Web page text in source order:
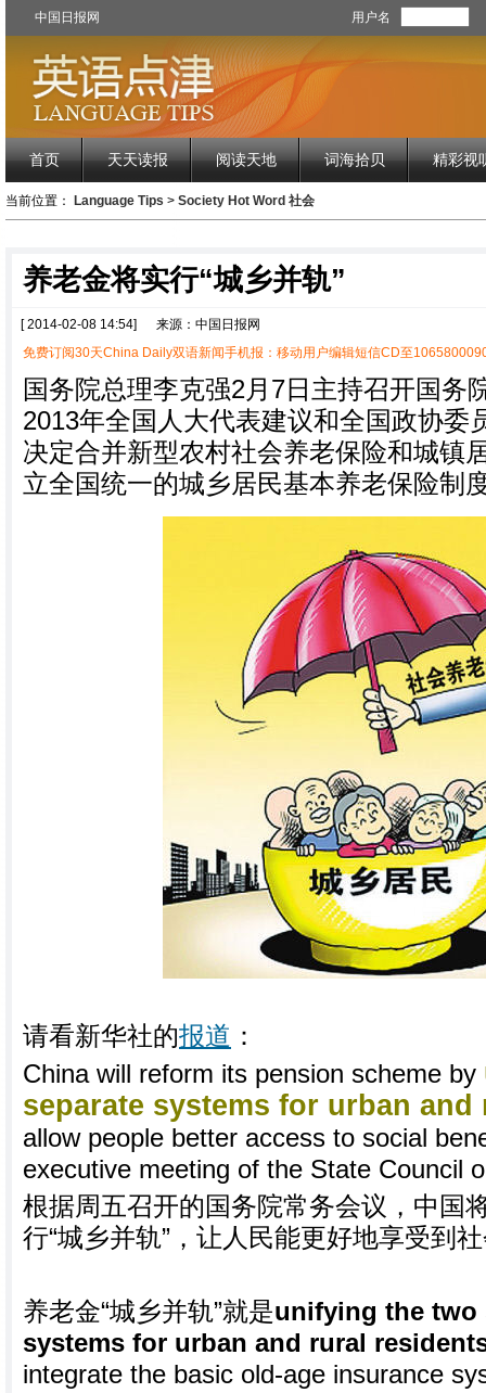
中国日报网 用户名
首页 天天读报 阅读天地 词海拾贝 精彩视
当前位置： Language Tips > Society Hot Word 社会
养老金将实行“城乡并轨”
[ 2014-02-08 14:54]
来源：中国日报网
免费订阅30天China Daily双语新闻手机报：移动用户编辑短信CD至
国务院总理李克强2月7日主持召开国务
2013年全国人大代表建议和全国政协委
决定合并新型农村社会养老保险和城镇
立全国统一的城乡居民基本养老保险制
请看新华社的报道 ：
China will reform its pension scheme by
separate systems for urban
allow people better access to social
executive meeting of the State Council
根据周五召开的国务院常务会议，中国
行“城乡并轨”，让人民能更好地享受到
养老金“城乡并轨”就是unifying the two
systems for urban and rural
integrate the basic old-age insurance